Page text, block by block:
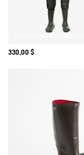
Votre adresse e-mail
330,00 $